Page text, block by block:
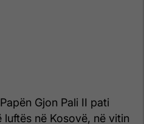
Gjon Pali II pati
në Kosovë, në vitin